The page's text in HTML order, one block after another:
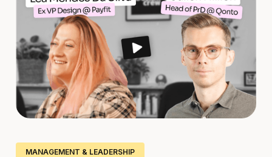
MANAGEMENT & LEADERSHIP